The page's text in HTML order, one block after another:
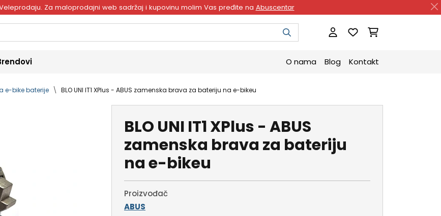
Za maloprodajni web sadržaj i kupovinu molim Vas pređite na Abuscentar
O nama Blog Kontakt
e-bike baterije BLO UNI IT1 XPlus - ABUS zamenska brava za bateriju na e-bikeu
BLO UNI IT1 XPlus - ABUS
zamenska brava za bateriju
na e-bikeu
Proizvođač
ABUS